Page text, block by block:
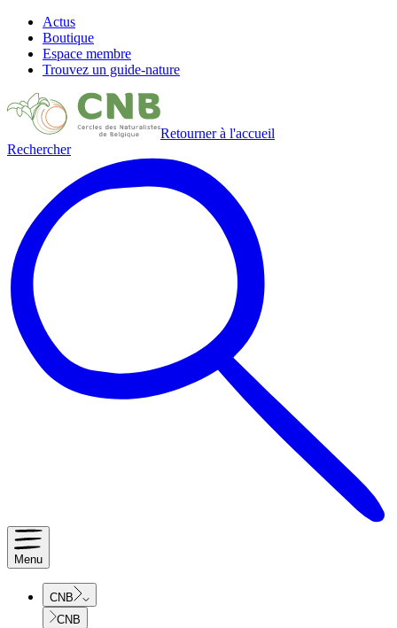
Actus
Boutique
Espace membre
Trouvez un guide-nature
Retourner à l'accueil
Rechercher
Menu
CNB
CNB